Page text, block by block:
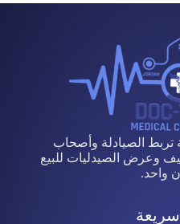
الصيادلة وأصحاب
وعرض الصيدليات للبيع
واحد.